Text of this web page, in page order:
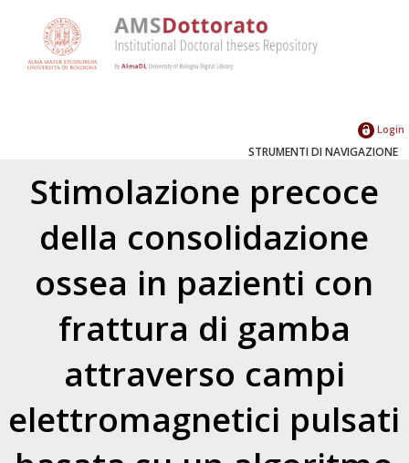
Login
STRUMENTI DI NAVIGAZIONE
Stimolazione precoce
della consolidazione
ossea in pazienti con
frattura di gamba
attraverso campi
elettromagnetici pulsati